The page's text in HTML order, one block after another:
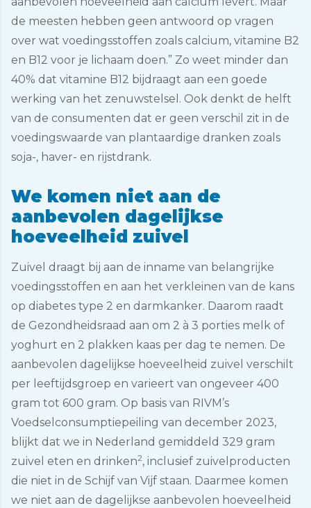
de meesten hebben geen antwoord op vragen
over wat voedingsstoffen zoals calcium, vitamine B2
en B12 voor je lichaam doen.” Zo weet minder dan
40% dat vitamine B12 bijdraagt aan een goede
werking van het zenuwstelsel. Ook denkt de helft
van de consumenten dat er geen verschil zit in de
voedingswaarde van plantaardige dranken zoals
soja-, haver- en rijstdrank.
We komen niet aan de
aanbevolen dagelijkse
hoeveelheid zuivel
Zuivel draagt bij aan de inname van belangrijke
voedingsstoffen en aan het verkleinen van de kans
op diabetes type 2 en darmkanker. Daarom raadt
de Gezondheidsraad aan om 2 à 3 porties melk of
yoghurt en 2 plakken kaas per dag te nemen. De
aanbevolen dagelijkse hoeveelheid zuivel verschilt
per leeftijdsgroep en varieert van ongeveer 400
gram tot 600 gram. Op basis van RIVM’s
Voedselconsumptiepeiling van december 2023,
blijkt dat we in Nederland gemiddeld 329 gram
zuivel eten en drinken2, inclusief zuivelproducten
die niet in de Schijf van Vijf staan. Daarmee komen
we niet aan de dagelijkse aanbevolen hoeveelheid